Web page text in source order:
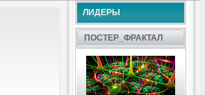
ЛИДЕРЫ
ПОСТЕР_ФРАКТАЛ